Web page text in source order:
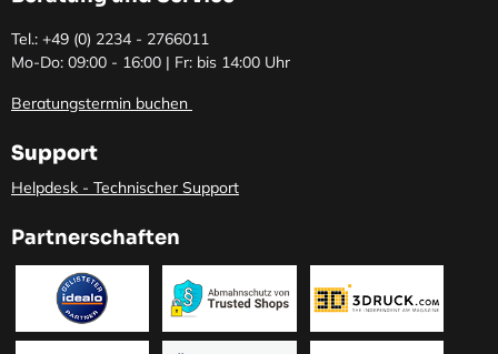
Tel.: +49 (0) 2234 - 2766011
Mo-Do: 09:00 - 16:00 | Fr: bis 14:00 Uhr
Beratungstermin buchen
Support
Helpdesk - Technischer Support
Partnerschaften